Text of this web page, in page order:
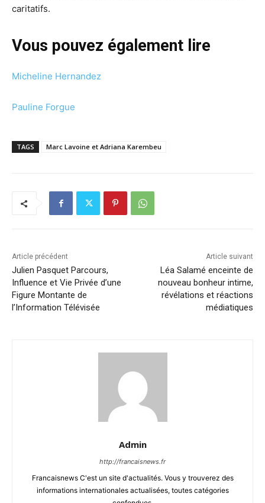
caritatifs.
Vous pouvez également lire
Micheline Hernandez
Pauline Forgue
TAGS Marc Lavoine et Adriana Karembeu
Article précédent
Julien Pasquet Parcours,
Influence et Vie Privée d’une
Figure Montante de
l’Information Télévisée
Article suivant
Léa Salamé enceinte de
nouveau bonheur intime,
révélations et réactions
médiatiques
Admin
http://francaisnews.fr
Francaisnews C'est un site d'actualités. Vous y trouverez des
informations internationales actualisées, toutes catégories